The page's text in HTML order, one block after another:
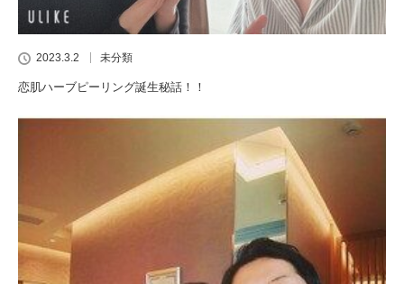
2023.3.2 未分類
恋肌ハーブピーリング誕生秘話！！